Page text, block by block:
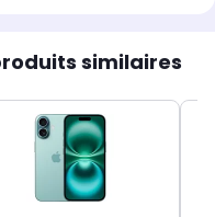
similaires